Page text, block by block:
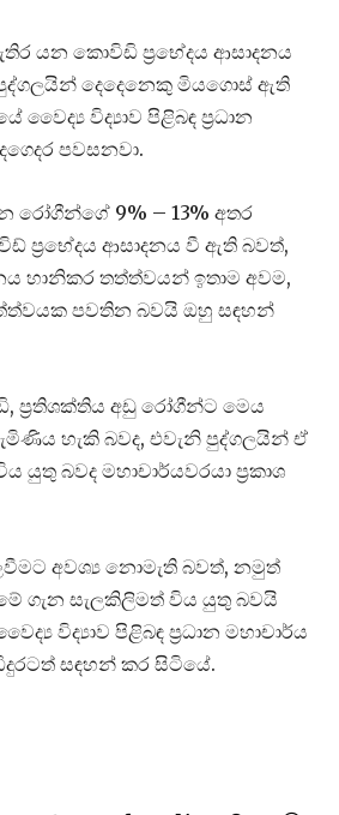
යන කොවිඩි ප්‍රභේදය ආසාදනය
දෙදෙනෙකු මියගොස් ඇති
වෛද්‍ය විද්‍යාව පිළිබඳ ප්‍රධාන
පවසනවා.
රෝගීන්ගේ 9% – 13% අතර
ප්‍රභේදය ආසාදනය වී ඇති බවත්,
හානිකර තත්ත්වයන් ඉතාම අවම,
පවතින බවයි ඔහු සඳහන්
ප්‍රතිශක්තිය අඩු රෝගීන්ට මෙය
හැකි බවද, එවැනි පුද්ගලයින් ඒ
යුතු බවද මහාචාර්යවරයා ප්‍රකාශ
අවශ්‍ය නොමැති බවත්, නමුත්
ගැන සැලකිලිමත් විය යුතු බවයි
විද්‍යාව පිළිබඳ ප්‍රධාන මහාචාර්ය
සඳහන් කර සිටියේ.